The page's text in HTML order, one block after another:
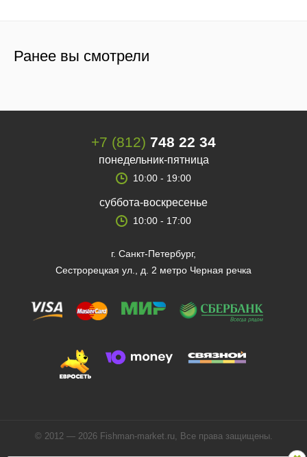
Ранее вы смотрели
+7 (812) 748 22 34
понедельник-пятница
10:00 - 19:00
суббота-воскресенье
10:00 - 17:00
г. Санкт-Петербург,
Сестрорецкая ул., д. 2 метро Черная речка
© 2012 — 2026 Fishman-market.ru, Все права защищены.